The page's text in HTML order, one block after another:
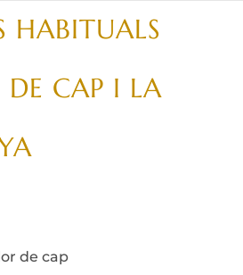
HABITUALS
CAP I LA